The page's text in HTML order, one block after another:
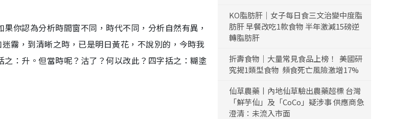
你認為分析時間窗不同，時代不同，分析自然有異，
霧，到清晰之時，已是明日黃花，不說別的，今時我
：升。但當時呢？沽了？何以改此？四字括之：糊塗
KO脂肪肝｜女子每日食三文治變中度脂
肪肝 早餐改吃1款食物 半年激減15磅逆
轉脂肪肝
折壽食物｜大量常見食品上榜！ 美國研
究揭1類型食物 頻食死亡風險激增17%
仙草農藥丨內地仙草驗出農藥超標 台灣
「鮮芋仙」及「CoCo」疑涉事 供應商急
澄清：未流入市面